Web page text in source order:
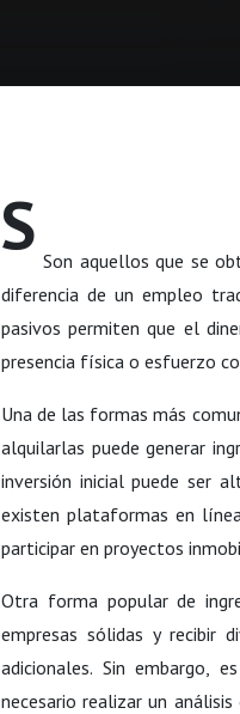
S Son aquellos que se
diferencia de un empleo
pasivos permiten que el
presencia física o esfuerzo
Una de las formas más
alquilarlas puede generar
inversión inicial puede ser
existen plataformas en
participar en proyectos
Otra forma popular de
empresas sólidas y recibir
adicionales. Sin embargo,
necesario realizar un